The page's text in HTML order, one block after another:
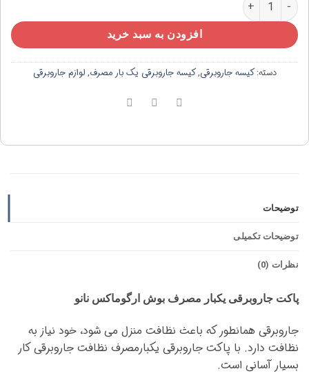
افزودن به سبد خرید
دسته:کیسه جاروبرقی,کیسه جاروبرقی یک بار مصرف,لوازم جاروبرقی
توضیحات
توضیحات تکمیلی
نظرات (0)
پاکت جاروبرقی یکبار مصرف بوش ارگوماکس نانو
جاروبرقی همانطور که باعث نظافت منزل می شود، خود نیاز به
نظافت دارد. با پاکت جاروبرقی یکبارمصرف نظافت جاروبرقی کار
بسیار آسانی است.